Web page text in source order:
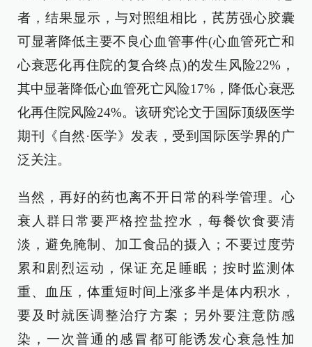
者，结果显示，与对照组相比，芪苈强心胶囊
可显著降低主要不良心血管事件(心血管死亡和
心衰恶化再住院的复合终点)的发生风险22%，
其中显著降低心血管死亡风险17%，降低心衰恶
化再住院风险24%。该研究论文于国际顶级医学
期刊《自然·医学》发表，受到国际医学界的广
泛关注。
当然，再好的药也离不开日常的科学管理。心
衰人群日常要严格控盐控水，每餐饮食要清
淡，避免腌制、加工食品的摄入；不要过度劳
累和剧烈运动，保证充足睡眠；按时监测体
重、血压，体重短时间上涨多半是体内积水，
要及时就医调整治疗方案；另外要注意防感
染，一次普通的感冒都可能诱发心衰急性加